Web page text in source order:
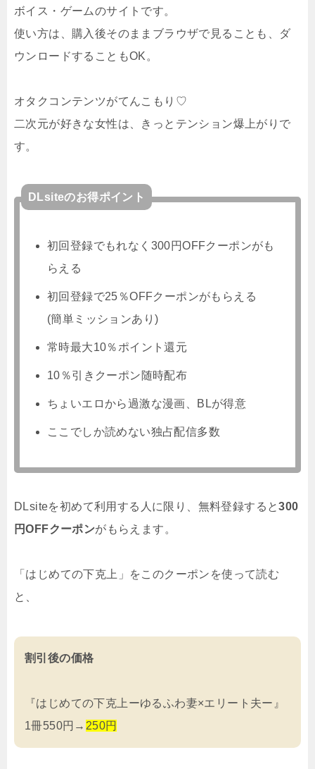
ボイス・ゲームのサイトです。
使い方は、購入後そのままブラウザで見ることも、ダ
ウンロードすることもOK。
オタクコンテンツがてんこもり♡
二次元が好きな女性は、きっとテンション爆上がりで
す。
DLsiteのお得ポイント
初回登録でもれなく300円OFFクーポンがも
らえる
初回登録で25％OFFクーポンがもらえる
(簡単ミッションあり)
常時最大10％ポイント還元
10％引きクーポン随時配布
ちょいエロから過激な漫画、BLが得意
ここでしか読めない独占配信多数
DLsiteを初めて利用する人に限り、無料登録すると300
円OFFクーポンがもらえます。
「はじめての下克上」をこのクーポンを使って読む
と、
割引後の価格
『はじめての下克上ーゆるふわ妻×エリート夫ー』
1冊550円→ 250円